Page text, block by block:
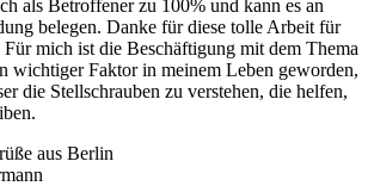
als Betroffener zu 100% und kann es an
belegen. Danke für diese tolle Arbeit für
mich ist die Beschäftigung mit dem Thema
wichtiger Faktor in meinem Leben geworden,
die Stellschrauben zu verstehen, die helfen,
aus Berlin